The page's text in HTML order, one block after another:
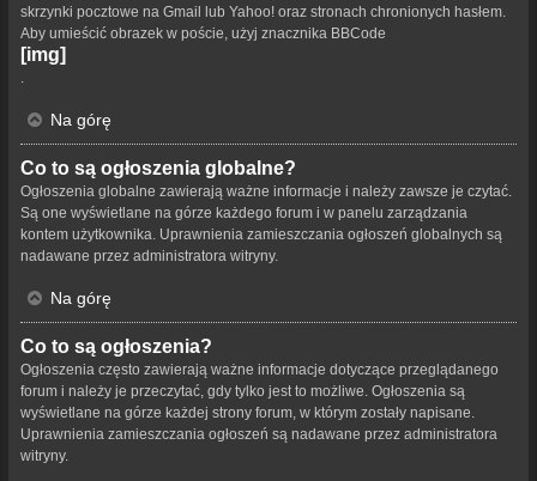
skrzynki pocztowe na Gmail lub Yahoo! oraz stronach chronionych hasłem.
Aby umieścić obrazek w poście, użyj znacznika BBCode
[img]
Na górę
Co to są ogłoszenia globalne?
Ogłoszenia globalne zawierają ważne informacje i należy zawsze je czytać.
Są one wyświetlane na górze każdego forum i w panelu zarządzania
kontem użytkownika. Uprawnienia zamieszczania ogłoszeń globalnych są
nadawane przez administratora witryny.
Na górę
Co to są ogłoszenia?
Ogłoszenia często zawierają ważne informacje dotyczące przeglądanego
forum i należy je przeczytać, gdy tylko jest to możliwe. Ogłoszenia są
wyświetlane na górze każdej strony forum, w którym zostały napisane.
Uprawnienia zamieszczania ogłoszeń są nadawane przez administratora
witryny.